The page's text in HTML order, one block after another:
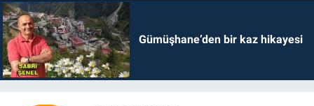
Gümüşhane’den bir kaz hikayesi